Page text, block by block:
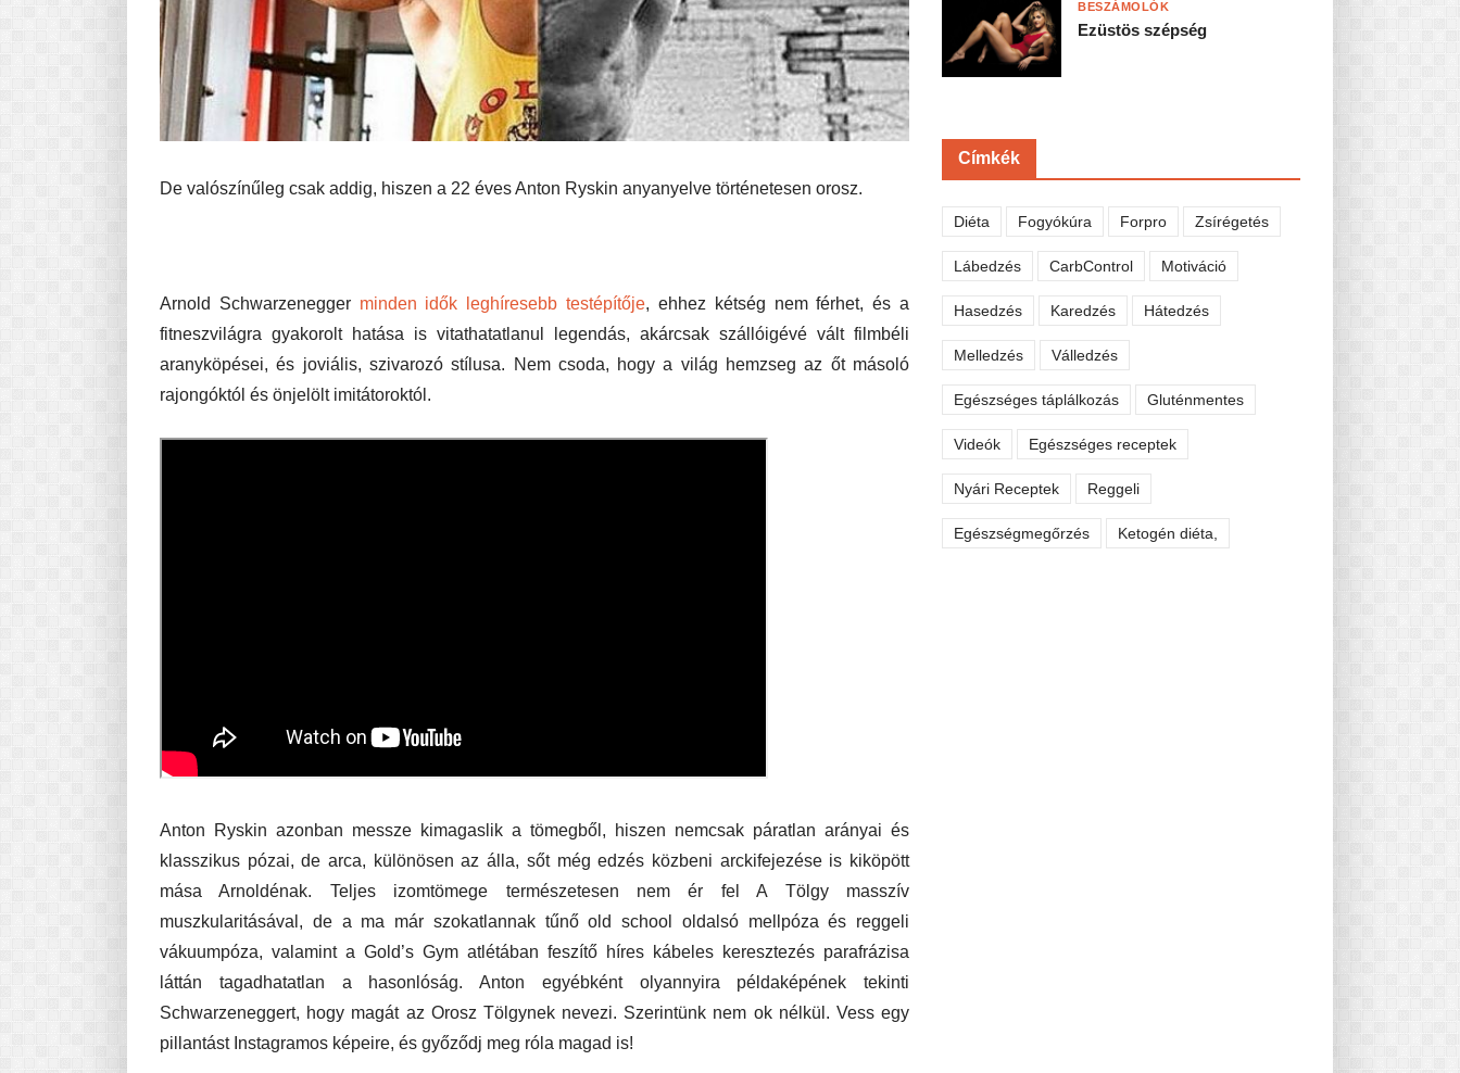
De valószínűleg csak addig, hiszen a 22 éves Anton Ryskin anyanyelve történetesen orosz.
Arnold Schwarzenegger minden idők leghíresebb testépítője, ehhez kétség nem férhet, és a
fitneszvilágra gyakorolt hatása is vitathatatlanul legendás, akárcsak szállóigévé vált filmbéli
aranyköpései, és joviális, szivarozó stílusa. Nem csoda, hogy a világ hemzseg az őt másoló
rajongóktól és önjelölt imitátoroktól.
Anton Ryskin azonban messze kimagaslik a tömegből, hiszen nemcsak páratlan arányai és
klasszikus pózai, de arca, különösen az álla, sőt még edzés közbeni arckifejezése is kiköpött
mása Arnoldénak. Teljes izomtömege természetesen nem ér fel A Tölgy masszív
muszkularitásával, de a ma már szokatlannak tűnő old school oldalsó mellpóza és reggeli
vákuumpóza, valamint a Gold’s Gym atlétában feszítő híres kábeles keresztezés parafrázisa
láttán tagadhatatlan a hasonlóság. Anton egyébként olyannyira példaképének tekinti
Schwarzeneggert, hogy magát az Orosz Tölgynek nevezi. Szerintünk nem ok nélkül. Vess egy
pillantást Instagramos képeire, és győződj meg róla magad is!
Ezüstös szépség
BESZÁMOLÓK
Címkék
Diéta Fogyókúra Forpro Zsírégetés
Lábedzés CarbControl Motiváció
Hasedzés Karedzés Hátedzés
Melledzés Válledzés
Egészséges táplálkozás Gluténmentes
Videók Egészséges receptek
Nyári Receptek Reggeli
Egészségmegőrzés Ketogén diéta,